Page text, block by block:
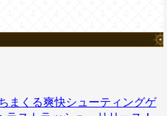
まくる爽快シューティングゲ